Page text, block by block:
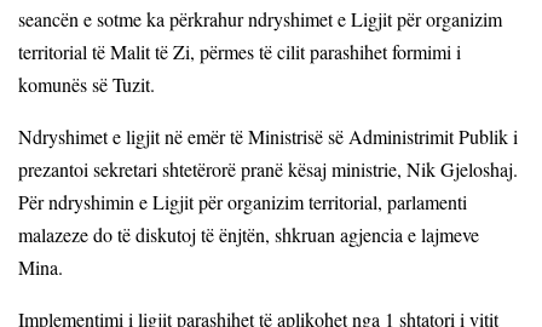
seancën e sotme ka përkrahur ndryshimet e Ligjit për organizim
territorial të Malit të Zi, përmes të cilit parashihet formimi i
komunës së Tuzit.
Ndryshimet e ligjit në emër të Ministrisë së Administrimit Publik i
prezantoi sekretari shtetërorë pranë kësaj ministrie, Nik Gjeloshaj.
Për ndryshimin e Ligjit për organizim territorial, parlamenti
malazeze do të diskutoj të ënjtën, shkruan agjencia e lajmeve
Mina.
Implementimi i ligjit parashihet të aplikohet nga 1 shtatori i vitit